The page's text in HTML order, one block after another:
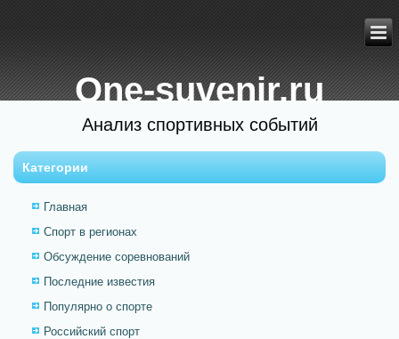
One-suvenir.ru
Анализ спортивных событий
Категории
Главная
Спорт в регионах
Обсуждение соревнований
Последние известия
Популярно о спорте
Российский спорт